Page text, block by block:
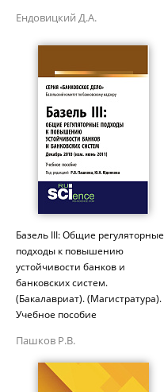
Ендовицкий Д.А.
Базель III: Общие регуляторные
подходы к повышению
устойчивости банков и
банковских систем.
(Бакалавриат). (Магистратура).
Учебное пособие
Пашков Р.В.